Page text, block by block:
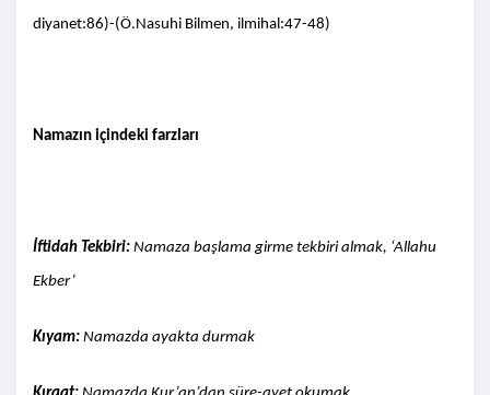
diyanet:86)-(Ö.Nasuhi Bilmen, ilmihal:47-48)
Namazın içindeki farzları
İftidah Tekbiri: Namaza başlama girme tekbiri almak, ‘Allahu
Ekber’
Kıyam: Namazda ayakta durmak